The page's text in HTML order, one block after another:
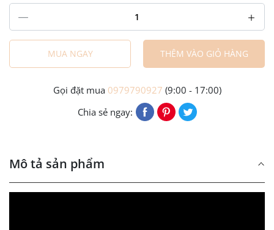
MUA NGAY THÊM VÀO GIỎ HÀNG
Gọi đặt mua 0979790927 (9:00 - 17:00)
Chia sẻ ngay:
Mô tả sản phẩm